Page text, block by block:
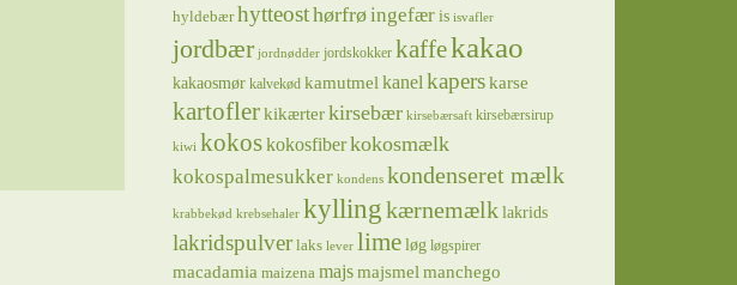
hyldebær hytteosthørfrøingefær is isvafler
jordbær jordnødder jordskokker kaffekakao
kakaosmør kalvekød kamutmel kanelkapers karse
kartofler kikærter kirsebær kirsebærsaft kirsebærsirup
kiwi kokos kokosfiber kokosmælk
kokospalmesukker kondens kondenseret mælk
krabbekød krebsehaler kyllingkærnemælk lakrids
lakridspulver laks lever lime løg løgspirer
macadamia maizena majs majsmel manchego